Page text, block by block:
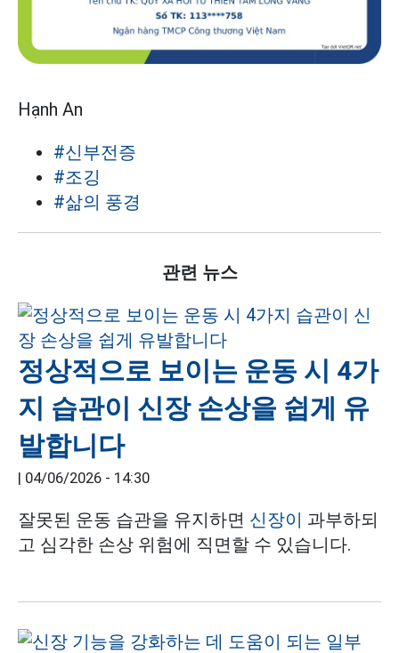
Hạnh An
#신부전증
#조깅
#삶의 풍경
관련 뉴스
정상적으로 보이는 운동 시 4가
지 습관이 신장 손상을 쉽게 유
발합니다
| 04/06/2026 - 14:30
잘못된 운동 습관을 유지하면 신장이 과부하되
고 심각한 손상 위험에 직면할 수 있습니다.